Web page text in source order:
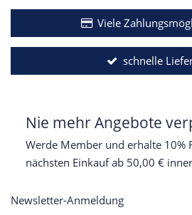
Viele
schnelle
Nie mehr Angebote
Werde Member und erhalte 10%
nächsten Einkauf ab 50,00 €
Newsletter-Anmeldung